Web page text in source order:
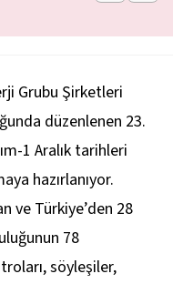
Grubu Şirketleri
düzenlenen 23.
1 Aralık tarihleri
hazırlanıyor.
ve Türkiye’den 28
78
söyleşiler,